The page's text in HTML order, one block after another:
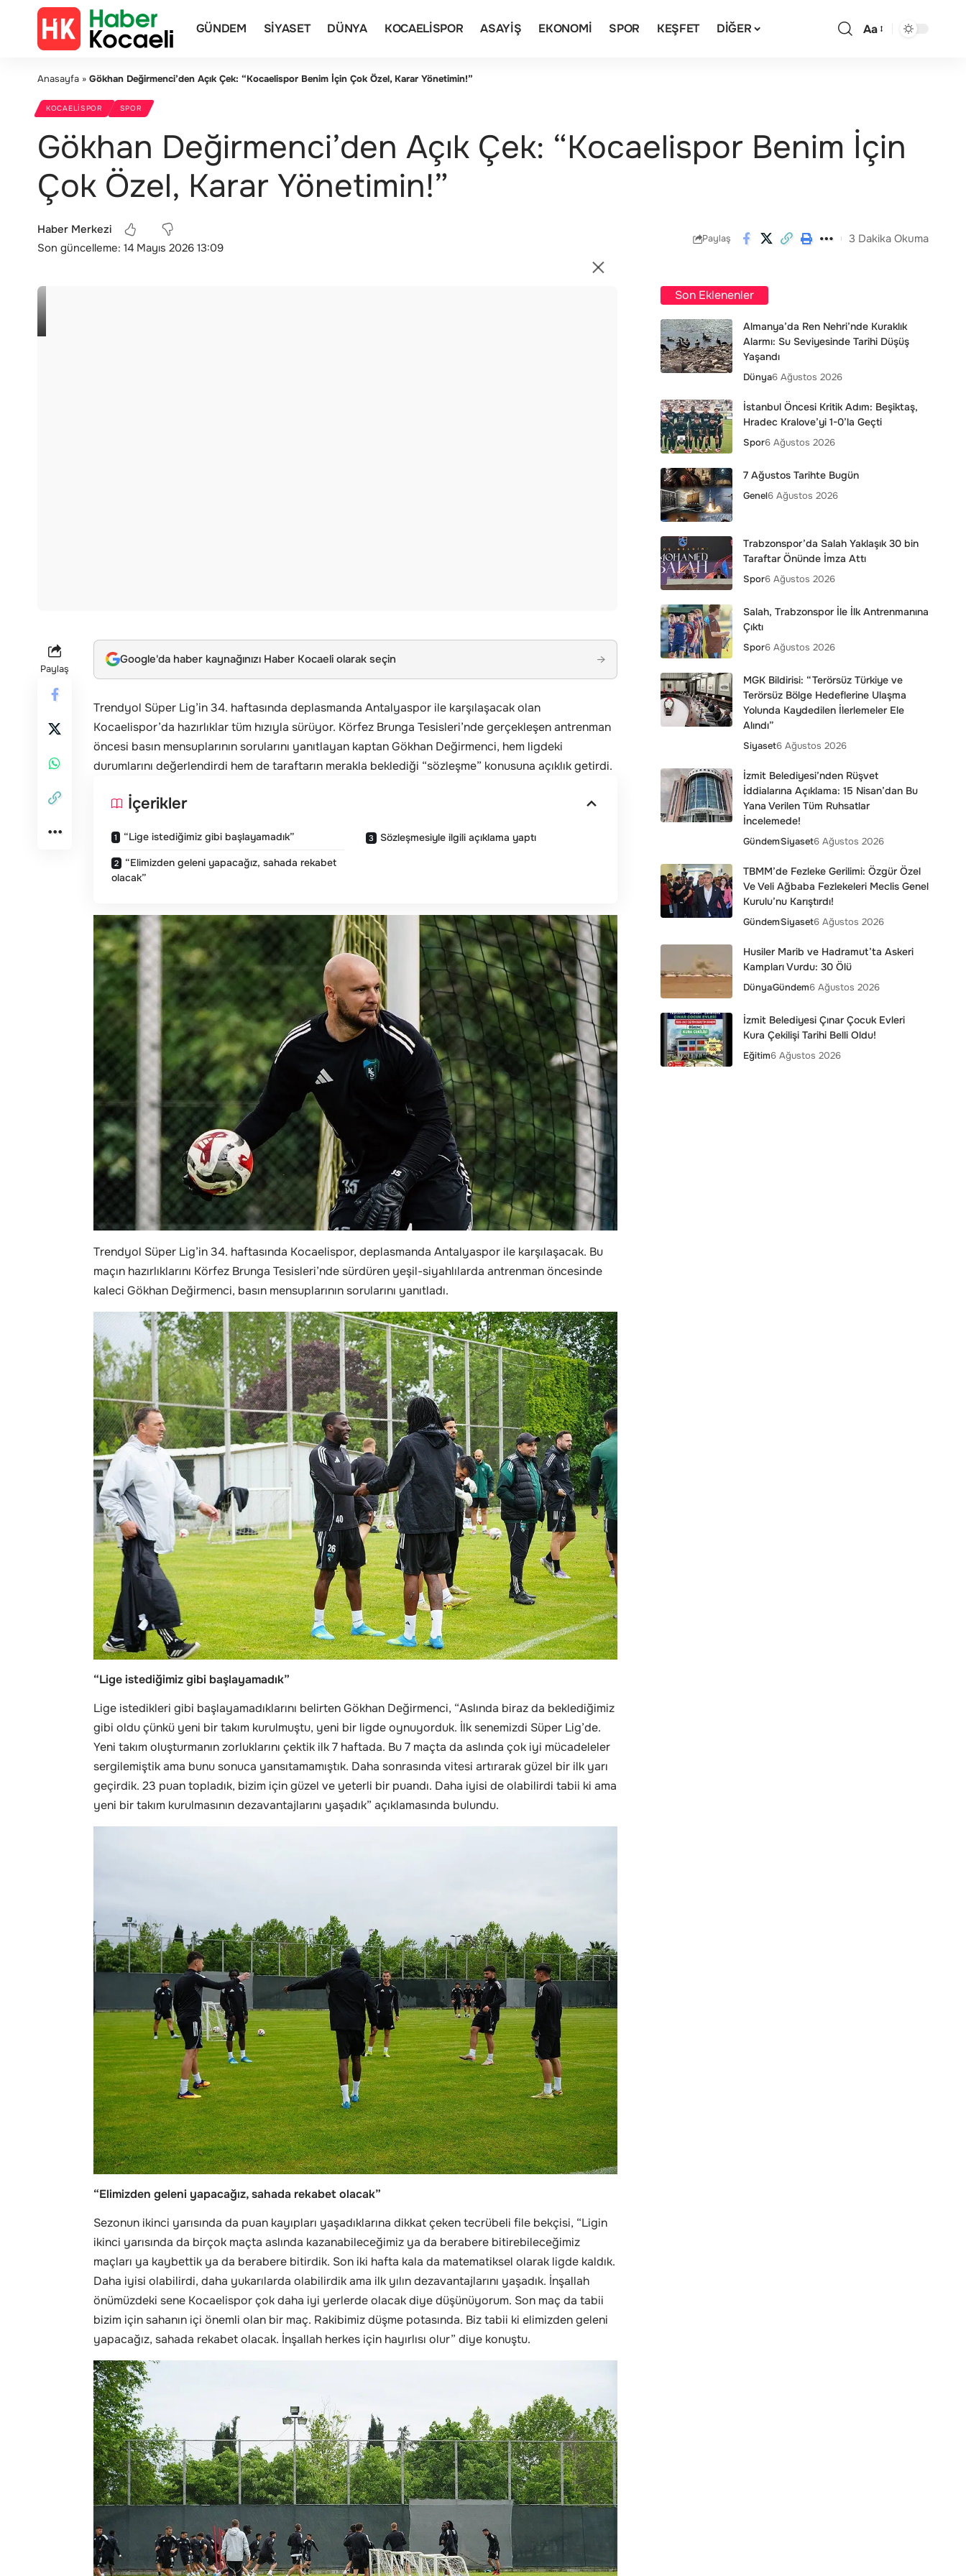
GÜNDEM SIYASET DÜNYA KOCAELISPOR ASAYIŞ EKONOMI SPOR KEŞFET DIĞER Aa
Anasayfa » Gökhan Değirmenci’den Açık Çek: “Kocaelispor Benim İçin Çok Özel, Karar Yönetimin!”
KOCAELISPOR SPOR
Gökhan Değirmenci’den Açık Çek: “Kocaelispor Benim İçin
Çok Özel, Karar Yönetimin!”
Son güncelleme: 14 Mayıs 2026 13:09
Haber Merkezi
Paylaş 3 Dakika Okuma
Paylaş
Google'da haber kaynağınızı Haber Kocaeli olarak seçin →
Trendyol Süper Lig’in 34. haftasında deplasmanda Antalyaspor ile karşılaşacak olan
Kocaelispor’da hazırlıklar tüm hızıyla sürüyor. Körfez Brunga Tesisleri’nde gerçekleşen antrenman
öncesi basın mensuplarının sorularını yanıtlayan kaptan Gökhan Değirmenci, hem ligdeki
durumlarını değerlendirdi hem de taraftarın merakla beklediği “sözleşme” konusuna açıklık getirdi.
İçerikler
“Lige istediğimiz gibi başlayamadık”
“Elimizden geleni yapacağız, sahada rekabet
olacak”
Sözleşmesiyle ilgili açıklama yaptı
Trendyol Süper Lig’in 34. haftasında Kocaelispor, deplasmanda Antalyaspor ile karşılaşacak. Bu
maçın hazırlıklarını Körfez Brunga Tesisleri’nde sürdüren yeşil-siyahlılarda antrenman öncesinde
kaleci Gökhan Değirmenci, basın mensuplarının sorularını yanıtladı.
“Lige istediğimiz gibi başlayamadık”
Lige istedikleri gibi başlayamadıklarını belirten Gökhan Değirmenci, “Aslında biraz da beklediğimiz
gibi oldu çünkü yeni bir takım kurulmuştu, yeni bir ligde oynuyorduk. İlk senemizdi Süper Lig’de.
Yeni takım oluşturmanın zorluklarını çektik ilk 7 haftada. Bu 7 maçta da aslında çok iyi mücadeleler
sergilemiştik ama bunu sonuca yansıtamamıştık. Daha sonrasında vitesi artırarak güzel bir ilk yarı
geçirdik. 23 puan topladık, bizim için güzel ve yeterli bir puandı. Daha iyisi de olabilirdi tabii ki ama
yeni bir takım kurulmasının dezavantajlarını yaşadık” açıklamasında bulundu.
“Elimizden geleni yapacağız, sahada rekabet olacak”
Sezonun ikinci yarısında da puan kayıpları yaşadıklarına dikkat çeken tecrübeli file bekçisi, “Ligin
ikinci yarısında da birçok maçta aslında kazanabileceğimiz ya da berabere bitirebileceğimiz
maçları ya kaybettik ya da berabere bitirdik. Son iki hafta kala da matematiksel olarak ligde kaldık.
Daha iyisi olabilirdi, daha yukarılarda olabilirdik ama ilk yılın dezavantajlarını yaşadık. İnşallah
önümüzdeki sene Kocaelispor çok daha iyi yerlerde olacak diye düşünüyorum. Son maç da tabii
bizim için sahanın içi önemli olan bir maç. Rakibimiz düşme potasında. Biz tabii ki elimizden geleni
yapacağız, sahada rekabet olacak. İnşallah herkes için hayırlısı olur” diye konuştu.
Son Eklenenler
Almanya’da Ren Nehri’nde Kuraklık
Alarmı: Su Seviyesinde Tarihi Düşüş
Yaşandı
Dünya6 Ağustos 2026
İstanbul Öncesi Kritik Adım: Beşiktaş,
Hradec Kralove’yi 1-0’la Geçti
Spor6 Ağustos 2026
7 Ağustos Tarihte Bugün
Genel6 Ağustos 2026
Trabzonspor’da Salah Yaklaşık 30 bin
Taraftar Önünde İmza Attı
Spor6 Ağustos 2026
Salah, Trabzonspor İle İlk Antrenmanına
Çıktı
Spor6 Ağustos 2026
MGK Bildirisi: “Terörsüz Türkiye ve
Terörsüz Bölge Hedeflerine Ulaşma
Yolunda Kaydedilen İlerlemeler Ele
Alındı”
Siyaset6 Ağustos 2026
İzmit Belediyesi’nden Rüşvet
İddialarına Açıklama: 15 Nisan’dan Bu
Yana Verilen Tüm Ruhsatlar
İncelemede!
GündemSiyaset6 Ağustos 2026
TBMM’de Fezleke Gerilimi: Özgür Özel
Ve Veli Ağbaba Fezlekeleri Meclis Genel
Kurulu’nu Karıştırdı!
GündemSiyaset6 Ağustos 2026
Husiler Marib ve Hadramut’ta Askeri
Kampları Vurdu: 30 Ölü
DünyaGündem6 Ağustos 2026
İzmit Belediyesi Çınar Çocuk Evleri
Kura Çekilişi Tarihi Belli Oldu!
Eğitim6 Ağustos 2026